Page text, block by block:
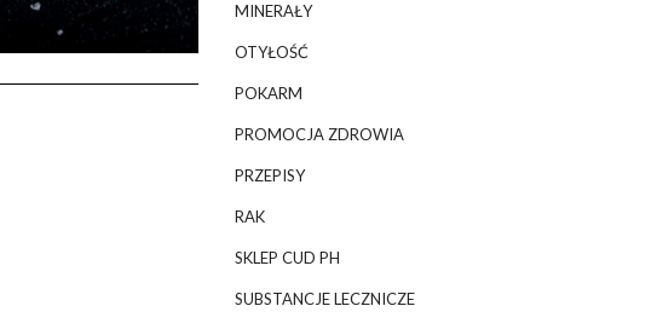
MINERAŁY
OTYŁOŚĆ
POKARM
PROMOCJA ZDROWIA
PRZEPISY
RAK
SKLEP CUD PH
SUBSTANCJE LECZNICZE